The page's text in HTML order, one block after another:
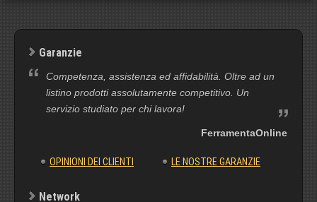
Garanzie
Competenza, assistenza ed affidabilità. Oltre ad un
listino prodotti assolutamente competitivo. Un
servizio studiato per chi lavora!
FerramentaOnline
OPINIONI DEI CLIENTI LE NOSTRE GARANZIE
Network